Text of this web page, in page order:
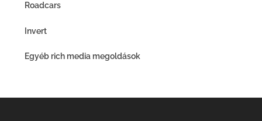
Roadcars
Invert
Egyéb rich media megoldások